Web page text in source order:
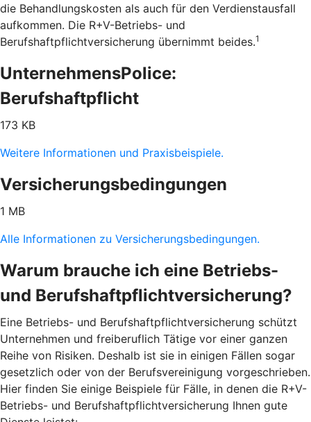
die Behandlungskosten als auch für den Verdienstausfall
aufkommen. Die R+V-Betriebs- und
Berufshaftpflichtversicherung übernimmt beides.1
UnternehmensPolice:
Berufshaftpflicht
173 KB
Weitere Informationen und Praxisbeispiele.
Versicherungsbedingungen
1 MB
Alle Informationen zu Versicherungsbedingungen.
Warum brauche ich eine Betriebs-
und Berufshaftpflichtversicherung?
Eine Betriebs- und Berufshaftpflichtversicherung schützt
Unternehmen und freiberuflich Tätige vor einer ganzen
Reihe von Risiken. Deshalb ist sie in einigen Fällen sogar
gesetzlich oder von der Berufsvereinigung vorgeschrieben.
Hier finden Sie einige Beispiele für Fälle, in denen die R+V-
Betriebs- und Berufshaftpflichtversicherung Ihnen gute